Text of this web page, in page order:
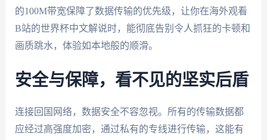
的100M带宽保障了数据传输的优先级，让你在海外观看
B站的世界杯中文解说时，能彻底告别令人抓狂的卡顿和
画质跳水，体验如本地般的顺滑。
安全与保障，看不见的坚实后盾
连接回国网络，数据安全不容忽视。所有的传输数据都
应经过高强度加密，通过私有的专线进行传输，这能有